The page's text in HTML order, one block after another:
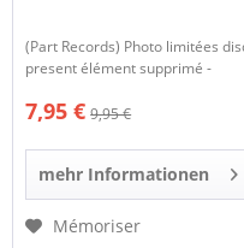
(Part Records) Photo limitées
present élément supprimé -
7,95 € 9,95 €
mehr Informationen
Mémoriser